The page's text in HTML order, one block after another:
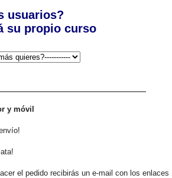
usuarios?
su propio curso
y móvil
el pedido recibirás un e-mail con los enlaces